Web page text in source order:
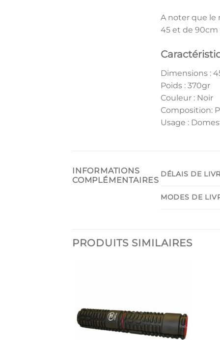
A noter que le
45 et de
Dimensions :
Poids : 370gr
Couleur : Noir
Composition:
Usage :
INFORMATIONS
COMPLÉMENTAIRES
DÉLAIS DE
MODES DE
PRODUITS SIMILAIRES